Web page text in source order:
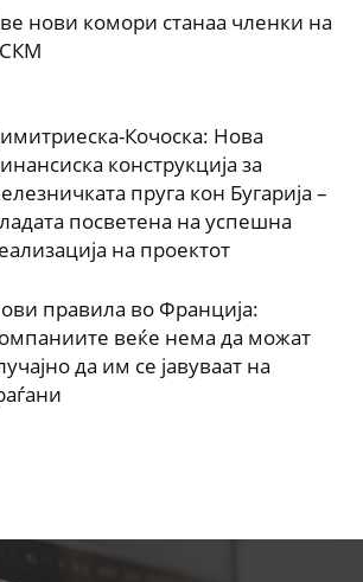
нови комори станаа членки на
Кочоска: Нова
конструкција за
пруга кон Бугарија –
посветена на успешна
на проектот
правила во Франција:
веќе нема да можат
да им се јавуваат на